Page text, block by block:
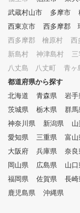
4/7新宿店さんでも
施しております！
武蔵村山市
多摩市
西東京市
西多摩郡
西多摩郡 檜原村
西
新島村
神津島村
八丈島 八丈町
青ヶ
都道府県から探す
北海道
青森県 岩手
茨城県
栃木県 群馬
神奈川県
新潟県 山
愛知県
三重県 富山
大阪府
兵庫県 奈良
岡山県
広島県 山口
福岡県
佐賀県 長崎
鹿児島県
沖縄県